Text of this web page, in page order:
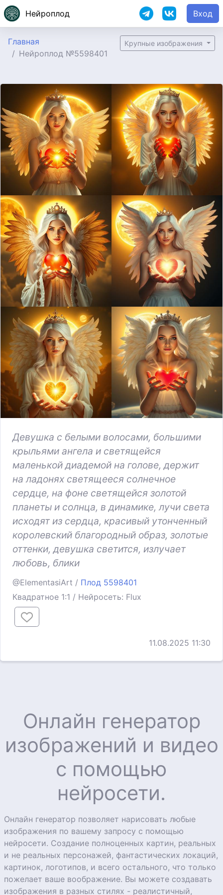
Нейроплод Вход
Главная
Нейроплод №5598401
Крупные изображения
Девушка с белыми волосами, большими
крыльями ангела и светящейся
маленькой диадемой на голове, держит
на ладонях светящееся солнечное
сердце, на фоне светящейся золотой
планеты и солнца, в динамике, лучи света
исходят из сердца, красивый утонченный
королевский благородный образ, золотые
оттенки, девушка светится, излучает
любовь, блики
@ElementasiArt / Плод 5598401
Квадратное 1:1 / Нейросеть: Flux
11.08.2025 11:30
Онлайн генератор
изображений и видео
с помощью
нейросети.
Онлайн генератор позволяет нарисовать любые
изображения по вашему запросу с помощью
нейросети. Создание полноценных картин, реальных
и не реальных персонажей, фантастических локаций,
картинок, логотипов, и всего остального, что только
пожелает ваше воображение. Вы можете создавать
изображения в разных стилях - реалистичный,